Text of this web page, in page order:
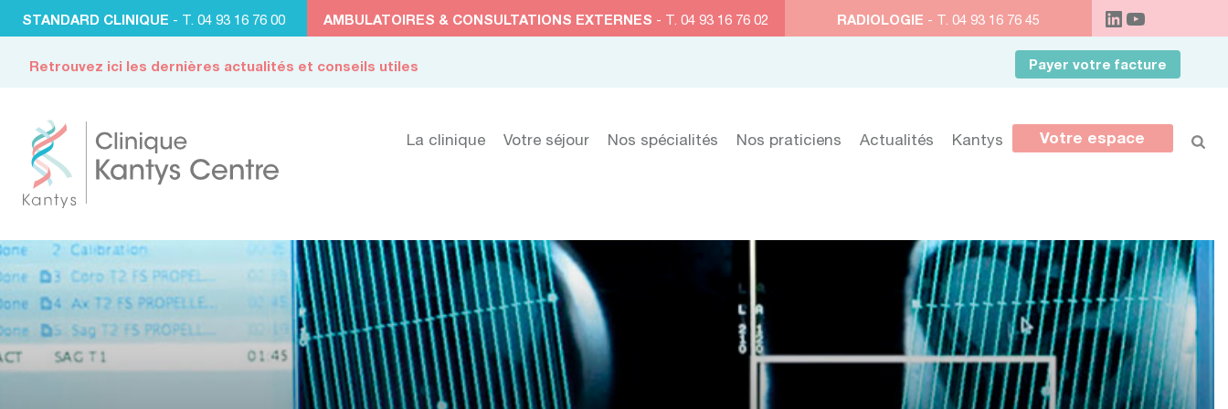
STANDARD CLINIQUE - T. 04 93 16 76 00 AMBULATOIRES & CONSULTATIONS EXTERNES - T. 04 93 16 76 02 RADIOLOGIE - T. 04 93 16 76 45
Retrouvez ici les dernières actualités et conseils utiles Payer votre facture
La clinique Votre séjour Nos spécialités Nos praticiens Actualités Kantys Votre espace